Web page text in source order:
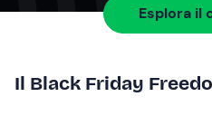
Esplora il
Il Black Friday